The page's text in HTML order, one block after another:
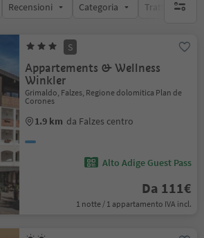
Recensioni Categoria Trattamento
S
Appartements & Wellness
Winkler
Grimaldo, Falzes, Regione dolomitica Plan de
Corones
1.9 km da Falzes centro
Alto Adige Guest Pass
Da 111€
1 notte / 1 appartamento IVA incl.